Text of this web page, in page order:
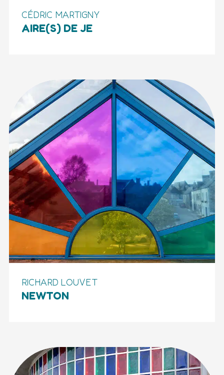
CÉDRIC MARTIGNY
AIRE(S) DE JE
RICHARD LOUVET
NEWTON